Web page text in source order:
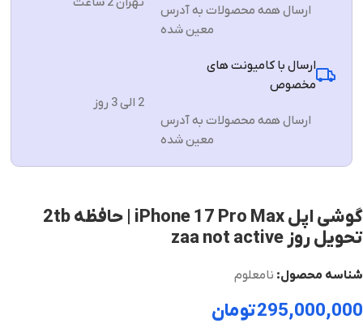
ارسال همه محصولات به آدرس
معین شده
ارسال با کامیونت های
مخصوص
ارسال همه محصولات به آدرس
معین شده
2 الی 3 روز
گوشی اپل iPhone 17 Pro Max | حافظه 2tb
تحویل روز zaa not active
شناسه محصول: نامعلوم
295,000,000تومان